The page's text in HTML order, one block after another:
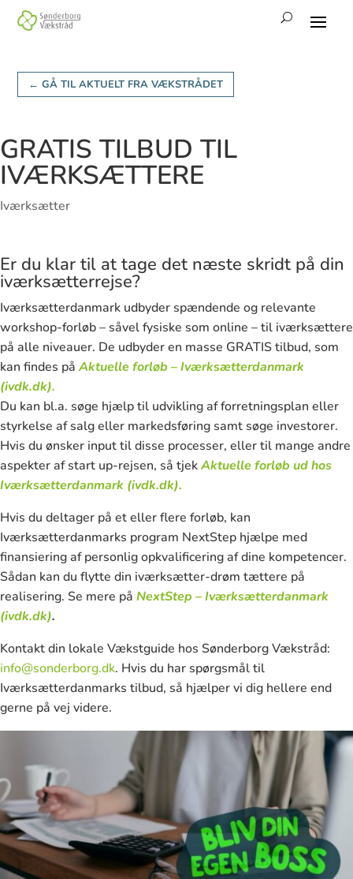
← GÅ TIL AKTUELT FRA VÆKSTRÅDET
GRATIS TILBUD TIL
IVÆRKSÆTTERE
Iværksætter
Er du klar til at tage det næste skridt på din
iværksætterrejse?
Iværksætterdanmark udbyder spændende og relevante
workshop-forløb – såvel fysiske som online – til iværksættere
på alle niveauer. De udbyder en masse GRATIS tilbud, som
kan findes på Aktuelle forløb – Iværksætterdanmark
(ivdk.dk).
Du kan bl.a. søge hjælp til udvikling af forretningsplan eller
styrkelse af salg eller markedsføring samt søge investorer.
Hvis du ønsker input til disse processer, eller til mange andre
aspekter af start up-rejsen, så tjekAktuelle forløb ud hos
Iværksætterdanmark (ivdk.dk).
Hvis du deltager på et eller flere forløb, kan
Iværksætterdanmarks program NextStep hjælpe med
finansiering af personlig opkvalificering af dine kompetencer.
Sådan kan du flytte din iværksætter-drøm tættere på
realisering. Se mere på NextStep – Iværksætterdanmark
(ivdk.dk).
Kontakt din lokale Vækstguide hos Sønderborg Vækstråd:
info@sonderborg.dk. Hvis du har spørgsmål til
Iværksætterdanmarks tilbud, så hjælper vi dig hellere end
gerne på vej videre.